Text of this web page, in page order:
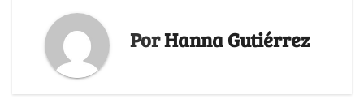
PorHanna Gutiérrez